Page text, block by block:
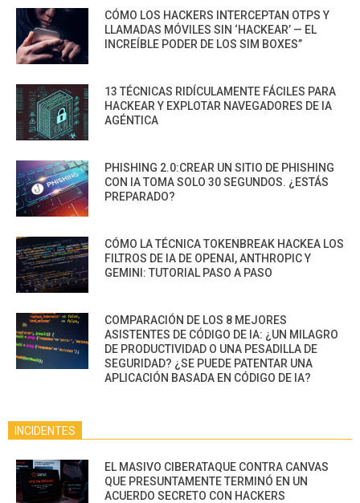
CÓMO LOS HACKERS INTERCEPTAN OTPS Y
LLAMADAS MÓVILES SIN ‘HACKEAR’ — EL
INCREÍBLE PODER DE LOS SIM BOXES”
13 TÉCNICAS RIDÍCULAMENTE FÁCILES PARA
HACKEAR Y EXPLOTAR NAVEGADORES DE IA
AGÉNTICA
PHISHING 2.0:CREAR UN SITIO DE PHISHING
CON IA TOMA SOLO 30 SEGUNDOS. ¿ESTÁS
PREPARADO?
CÓMO LA TÉCNICA TOKENBREAK HACKEA LOS
FILTROS DE IA DE OPENAI, ANTHROPIC Y
GEMINI: TUTORIAL PASO A PASO
COMPARACIÓN DE LOS 8 MEJORES
ASISTENTES DE CÓDIGO DE IA: ¿UN MILAGRO
DE PRODUCTIVIDAD O UNA PESADILLA DE
SEGURIDAD? ¿SE PUEDE PATENTAR UNA
APLICACIÓN BASADA EN CÓDIGO DE IA?
INCIDENTES
EL MASIVO CIBERATAQUE CONTRA CANVAS
QUE PRESUNTAMENTE TERMINÓ EN UN
ACUERDO SECRETO CON HACKERS